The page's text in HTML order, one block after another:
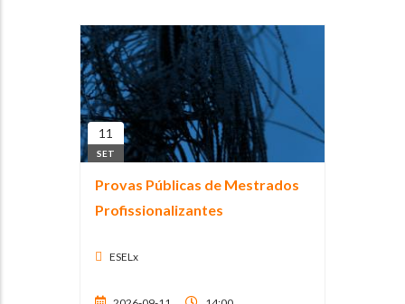
11
SET
Provas Públicas de Mestrados
Profissionalizantes
ESELx